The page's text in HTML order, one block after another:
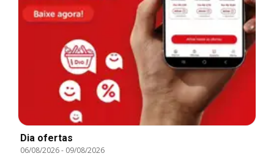
Dia ofertas
06/08/2026- 09/08/2026